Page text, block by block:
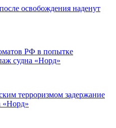
освобождения наденут
РФ в попытке
судна «Норд»
терроризмом задержание
«Норд»